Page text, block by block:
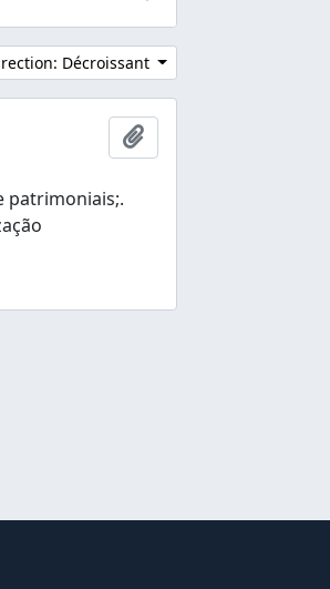
Décroissant
Ajouter au presse-
patrimoniais;.